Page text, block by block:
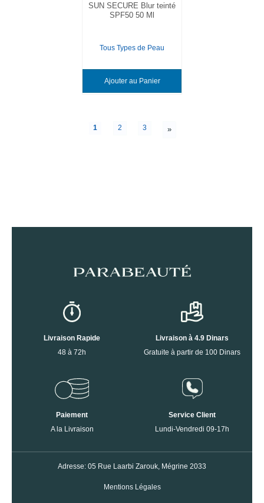
SUN SECURE Blur teinté
SPF50 50 Ml
Tous Types de Peau
Ajouter au Panier
1 2 3 »
Livraison Rapide
48 à 72h
Livraison à 4.9 Dinars
Gratuite à partir de 100 Dinars
Paiement
A la Livraison
Service Client
Lundi-Vendredi 09-17h
Adresse: 05 Rue Laarbi Zarouk, Mégrine 2033
Mentions Légales